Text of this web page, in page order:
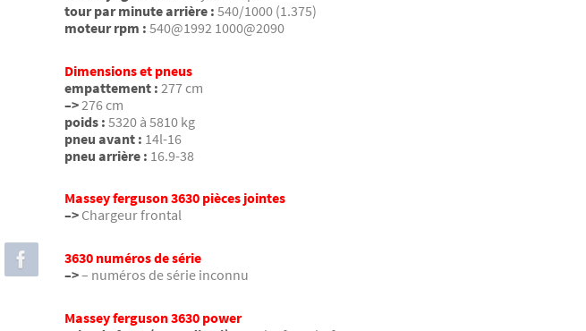
tour par minute arrière : 540/1000 (1.375)
moteur rpm : 540@1992 1000@2090
Dimensions et pneus
empattement : 277 cm
–> 276 cm
poids : 5320 à 5810 kg
pneu avant : 14l-16
pneu arrière : 16.9-38
Massey ferguson 3630 pièces jointes
–> Chargeur frontal
3630 numéros de série
–>– numéros de série inconnu
Massey ferguson 3630 power